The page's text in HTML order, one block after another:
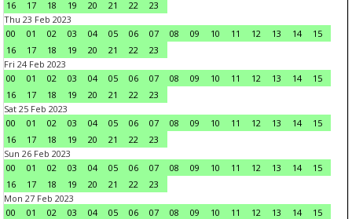
16
17 18 19 20 21 22
23
Thu 23 Feb 2023
00
01 02 03 04 05 06 07 08 09 10 11 12 13 14
15
16
17 18 19 20 21 22
23
Fri 24 Feb 2023
00
01 02 03 04 05 06 07 08 09 10 11 12 13 14
15
16
17 18 19 20 21 22
23
Sat 25 Feb 2023
00
01 02 03 04 05 06 07 08 09 10 11 12 13 14
15
16
17 18 19 20 21 22
23
Sun 26 Feb 2023
00
01 02 03 04 05 06 07 08 09 10 11 12 13 14
15
16
17 18 19 20 21 22
23
Mon 27 Feb 2023
00
01 02 03 04 05 06 07 08 09 10 11 12 13 14
15